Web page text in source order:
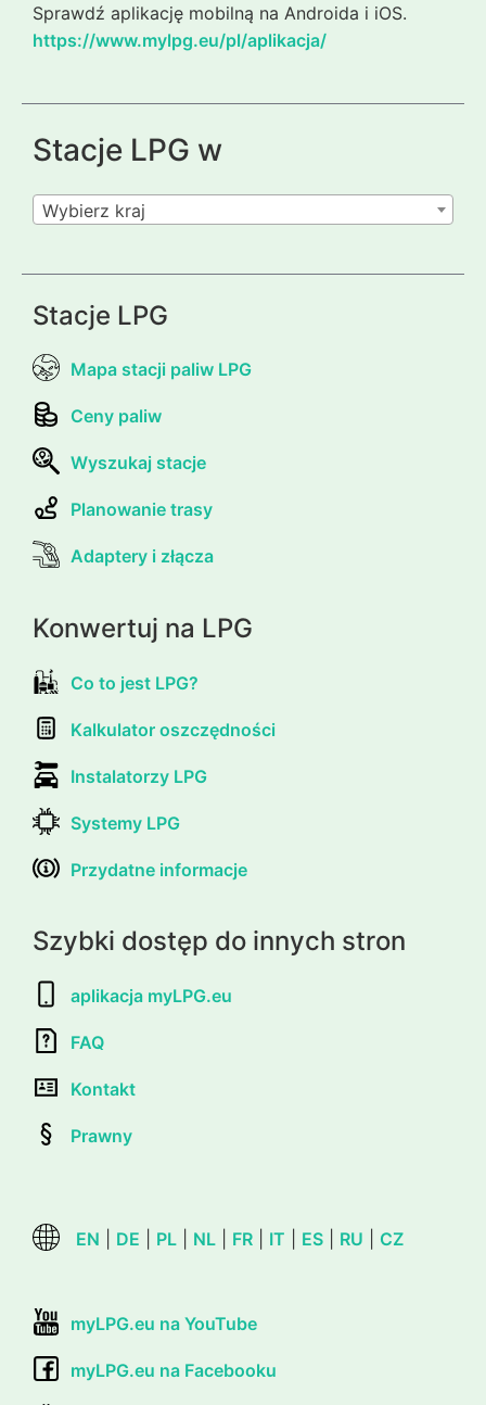
Sprawdź aplikację mobilną na Androida i iOS.
https://www.mylpg.eu/pl/aplikacja/
Stacje LPG w
Wybierz kraj
Stacje LPG
Mapa stacji paliw LPG
Ceny paliw
Wyszukaj stacje
Planowanie trasy
Adaptery i złącza
Konwertuj na LPG
Co to jest LPG?
Kalkulator oszczędności
Instalatorzy LPG
Systemy LPG
Przydatne informacje
Szybki dostęp do innych stron
aplikacja myLPG.eu
FAQ
Kontakt
Prawny
EN DE PL NL FR IT ES RU CZ
myLPG.eu na YouTube
myLPG.eu na Facebooku